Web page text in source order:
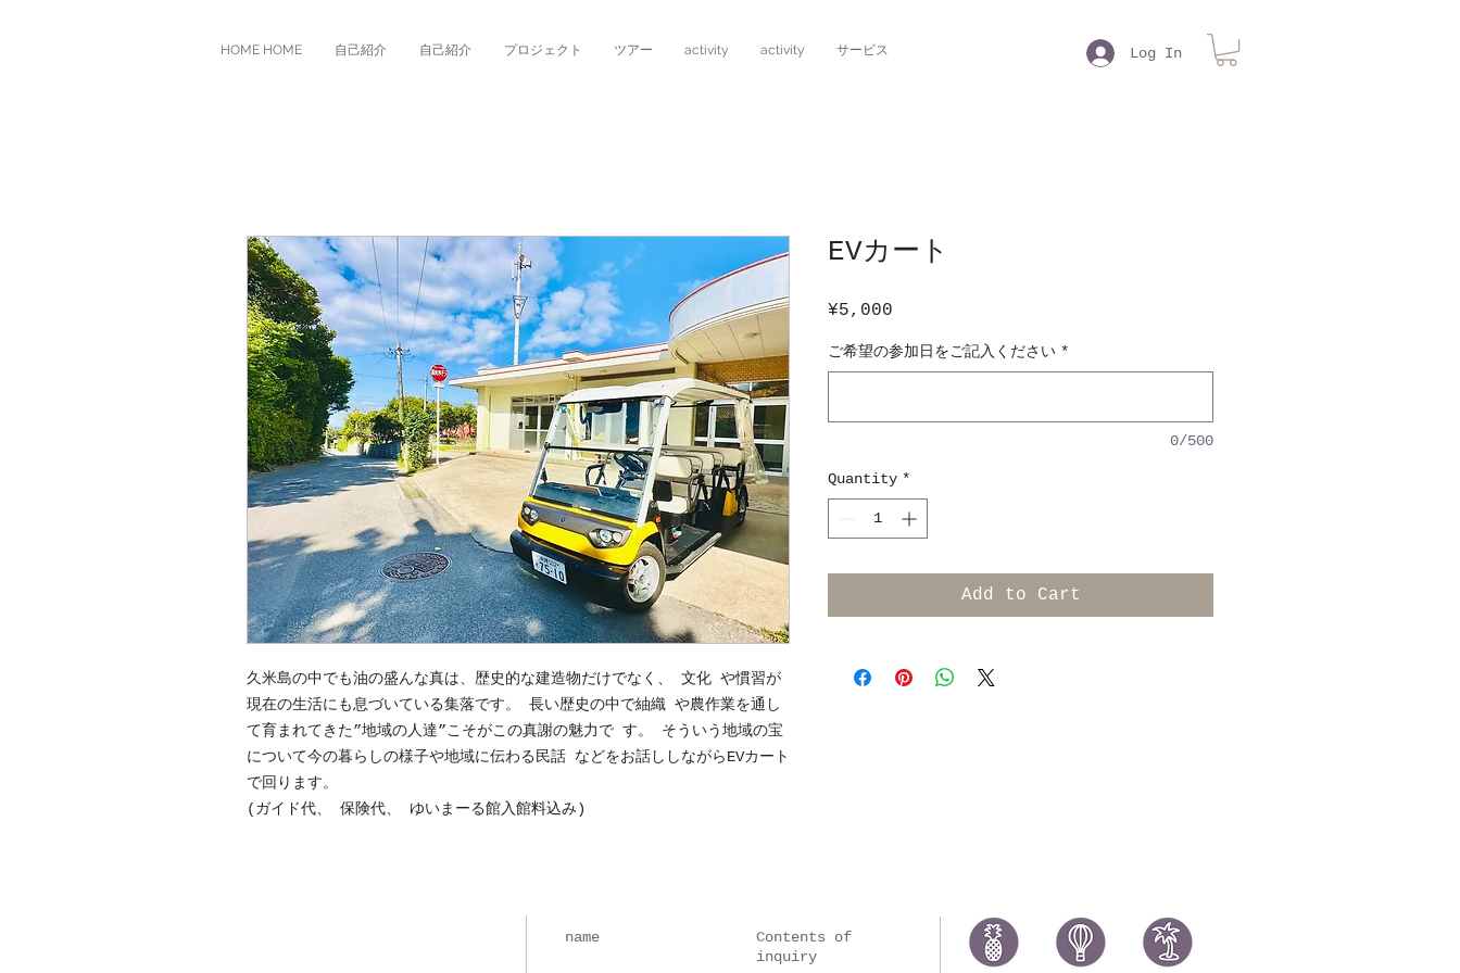
HOME HOME 自己紹介 自己紹介 プロジェクト ツアー activity activity サービス Log In
久米島の中でも油の盛んな真は、歴史的な建造物だけでなく、 文化 や慣習が
現在の生活にも息づいている集落です。 長い歴史の中で紬織 や農作業を通し
て育まれてきた”地域の人達”こそがこの真謝の魅力で す。 そういう地域の宝
について今の暮らしの様子や地域に伝わる民話 などをお話ししながらEVカート
で回ります。
(ガイド代、 保険代、 ゆいまーる館入館料込み)
EVカート
¥5,000
ご希望の参加日をご記入ください *
0/500
Quantity *
Add to Cart